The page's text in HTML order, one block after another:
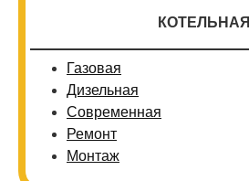
КОТЕЛЬНАЯ
Газовая
Дизельная
Современная
Ремонт
Монтаж